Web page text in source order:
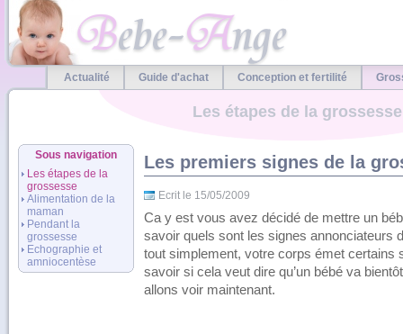
Actualité Guide d'achat Conception et fertilité
Les étapes de la grossesse
Les premiers signes de la
Ecrit le 15/05/2009
Ca y est vous avez décidé de mettre un
savoir quels sont les signes annonciateurs
tout simplement, votre corps émet certains
savoir si cela veut dire qu’un bébé va
allons voir maintenant.
Sous navigation
Les étapes de la
grossesse
Alimentation de la
maman
Pendant la
grossesse
Echographie et
amniocentèse